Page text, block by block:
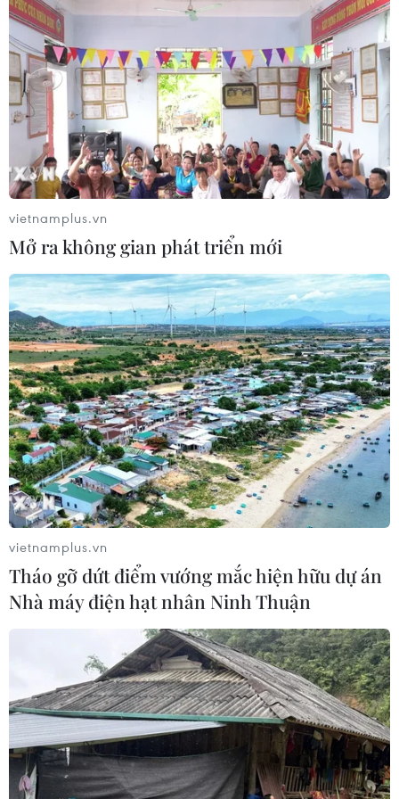
vietnamplus.vn
Mở ra không gian phát triển mới
vietnamplus.vn
Tháo gỡ dứt điểm vướng mắc hiện hữu dự án
Nhà máy điện hạt nhân Ninh Thuận